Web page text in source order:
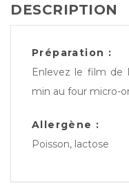
DESCRIPTION
Préparation :
Enlevez le film de
min au four micro-
Allergène :
Poisson, lactose